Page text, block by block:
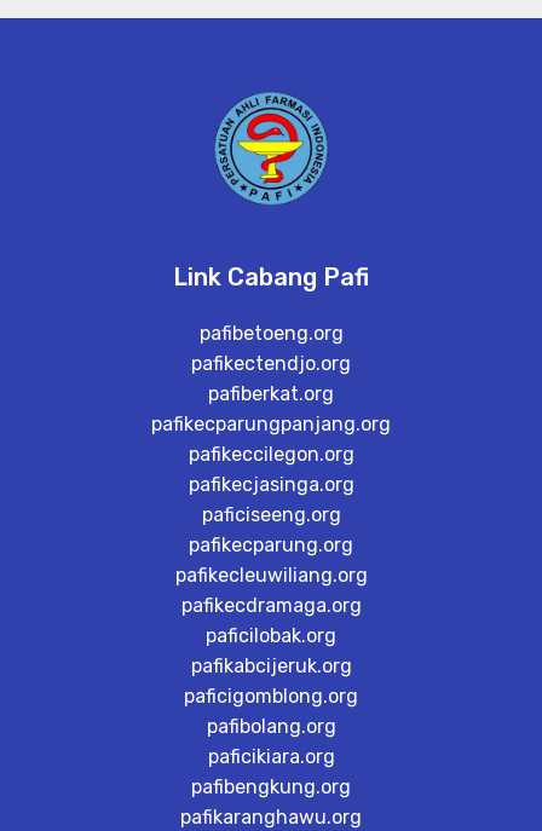
Link Cabang Pafi
pafibetoeng.org
pafikectendjo.org
pafiberkat.org
pafikecparungpanjang.org
pafikeccilegon.org
pafikecjasinga.org
paficiseeng.org
pafikecparung.org
pafikecleuwiliang.org
pafikecdramaga.org
paficilobak.org
pafikabcijeruk.org
paficigomblong.org
pafibolang.org
paficikiara.org
pafibengkung.org
pafikaranghawu.org